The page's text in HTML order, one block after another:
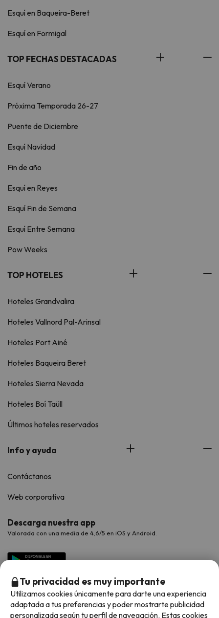
Esquí en Baqueira-Beret
Esquí en Formigal
TOP FECHAS DESTACADAS
Esquí Verano
Próxima Temporada 26-27
Puente de Diciembre
Esquí Navidad
Fin de año
Esquí en Reyes
Esquí Fin de Semana
Esquí Entre Semana
Pow Weeks
TOP HOTELES
Hoteles Grandvalira
Hoteles Vallnord Pal-Arinsal
Hoteles Port Ainé
Hoteles Baqueira Beret
Hoteles Sierra Nevada
Hoteles Boí Taüll
Últimos hoteles reservados
Info y ayuda
Contáctanos
Web corporativa
Descarga nuestra app
Valorada con una media de 4,6/5 en iOS y Android.
Tu privacidad es muy importante
Utilizamos cookies únicamente para darte una experiencia
adaptada a tus preferencias y poder mostrarte publicidad
personalizada según tu perfil de navegación. Estas cookies